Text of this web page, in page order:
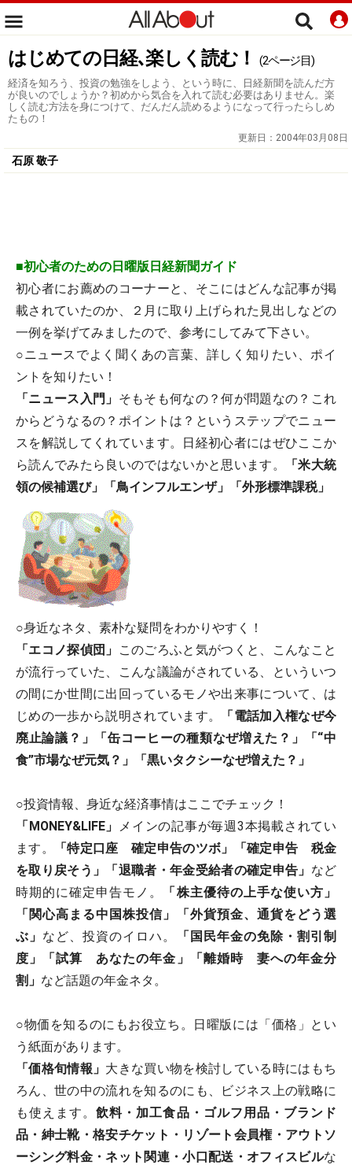
はじめての日経､楽しく読む！ (2ページ目)
経済を知ろう、投資の勉強をしよう、という時に、日経新聞を読んだ方
が良いのでしょうか？初めから気合を入れて読む必要はありません。楽
しく読む方法を身につけて、だんだん読めるようになって行ったらしめ
たもの！
更新日： 2004年03月08日
石原 敬子
■初心者のための日曜版日経新聞ガイド
初心者にお薦めのコーナーと、そこにはどんな記事が掲
載されていたのか、２月に取り上げられた見出しなどの
一例を挙げてみましたので、参考にしてみて下さい。
○ニュースでよく聞くあの言葉、詳しく知りたい、ポイ
ントを知りたい！
「ニュース入門」 そもそも何なの？何が問題なの？これ
からどうなるの？ポイントは？というステップでニュー
スを解説してくれています。日経初心者にはぜひここか
ら読んでみたら良いのではないかと思います。
「米大統
領の候補選び」「鳥インフルエンザ」「外形標準課税」
○身近なネタ、素朴な疑問をわかりやすく！
「エコノ探偵団」 このごろふと気がつくと、こんなこと
が流行っていた、こんな議論がされている、といういつ
の間にか世間に出回っているモノや出来事について、は
じめの一歩から説明されています。
「電話加入権なぜ今
廃止論議？」「缶コーヒーの種類なぜ増えた？」「“中
食”市場なぜ元気？」「黒いタクシーなぜ増えた？」
○投資情報、身近な経済事情はここでチェック！
「MONEY&LIFE」 メインの記事が毎週3本掲載されてい
ます。
「特定口座 確定申告のツボ」「確定申告 税金
を取り戻そう」「退職者・年金受給者の確定申告」 など
時期的に確定申告モノ。
「株主優待の上手な使い方」
「関心高まる中国株投信」「外貨預金、通貨をどう選
ぶ」 など、投資のイロハ。
「国民年金の免除・割引制
度」「試算 あなたの年金」「離婚時 妻への年金分
割」 など話題の年金ネタ。
○物価を知るのにもお役立ち。日曜版には「価格」とい
う紙面があります。
「価格旬情報」 大きな買い物を検討している時にはもち
ろん、世の中の流れを知るのにも、ビジネス上の戦略に
も使えます。飲料・加工食品・ゴルフ用品・ブランド
品・紳士靴・格安チケット・リゾート会員権・アウトソ
ーシング料金・ネット関連・小口配送・オフィスビルな